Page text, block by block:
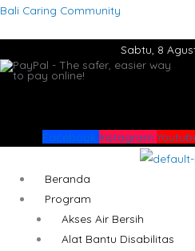
Lewati
Bali Caring Community
Sabtu, 8
Facebook Instagram
Menu
Beranda
Program
Akses Air Bersih
Alat Bantu Disabilitas
Menu